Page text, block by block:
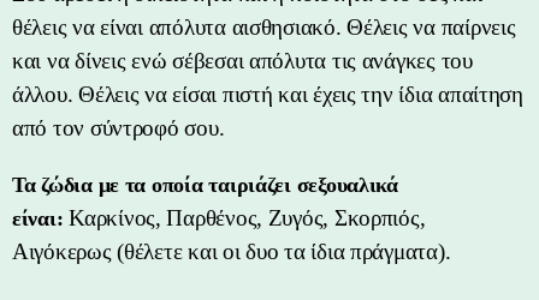
θέλεις να είναι απόλυτα αισθησιακό. Θέλεις να παίρνεις
και να δίνεις ενώ σέβεσαι απόλυτα τις ανάγκες του
άλλου. Θέλεις να είσαι πιστή και έχεις την ίδια απαίτηση
από τον σύντροφό σου.
Τα ζώδια με τα οποία ταιριάζει σεξουαλικά
είναι: Καρκίνος, Παρθένος, Ζυγός, Σκορπιός,
Αιγόκερως (θέλετε και οι δυο τα ίδια πράγματα).